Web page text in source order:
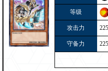
等级
攻击力
守备力